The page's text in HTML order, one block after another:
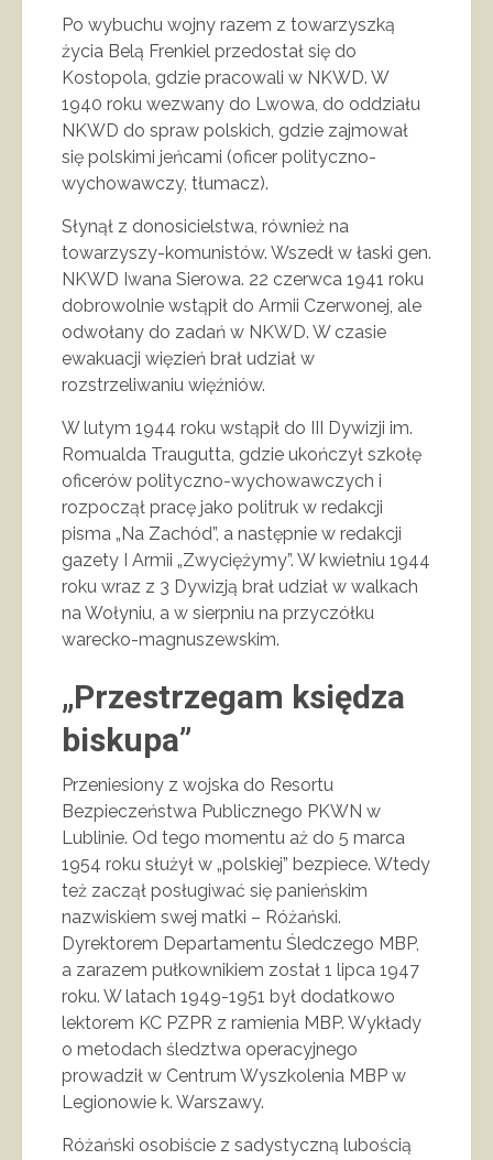
Po wybuchu wojny razem z towarzyszką
życia Belą Frenkiel przedostał się do
Kostopola, gdzie pracowali w NKWD. W
1940 roku wezwany do Lwowa, do oddziału
NKWD do spraw polskich, gdzie zajmował
się polskimi jeńcami (oficer polityczno-
wychowawczy, tłumacz).
Słynął z donosicielstwa, również na
towarzyszy-komunistów. Wszedł w łaski gen.
NKWD Iwana Sierowa. 22 czerwca 1941 roku
dobrowolnie wstąpił do Armii Czerwonej, ale
odwołany do zadań w NKWD. W czasie
ewakuacji więzień brał udział w
rozstrzeliwaniu więźniów.
W lutym 1944 roku wstąpił do III Dywizji im.
Romualda Traugutta, gdzie ukończył szkołę
oficerów polityczno-wychowawczych i
rozpoczął pracę jako politruk w redakcji
pisma „Na Zachód”, a następnie w redakcji
gazety I Armii „Zwyciężymy”. W kwietniu 1944
roku wraz z 3 Dywizją brał udział w walkach
na Wołyniu, a w sierpniu na przyczółku
warecko-magnuszewskim.
„Przestrzegam księdza
biskupa”
Przeniesiony z wojska do Resortu
Bezpieczeństwa Publicznego PKWN w
Lublinie. Od tego momentu aż do 5 marca
1954 roku służył w „polskiej” bezpiece. Wtedy
też zaczął posługiwać się panieńskim
nazwiskiem swej matki – Różański.
Dyrektorem Departamentu Śledczego MBP,
a zarazem pułkownikiem został 1 lipca 1947
roku. W latach 1949-1951 był dodatkowo
lektorem KC PZPR z ramienia MBP. Wykłady
o metodach śledztwa operacyjnego
prowadził w Centrum Wyszkolenia MBP w
Legionowie k. Warszawy.
Różański osobiście z sadystyczną lubością